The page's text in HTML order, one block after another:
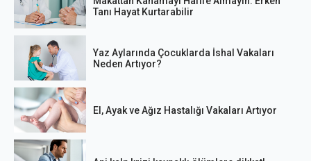
Tanı Hayat Kurtarabilir
Yaz Aylarında Çocuklarda İshal Vakaları
Neden Artıyor?
El, Ayak ve Ağız Hastalığı Vakaları Artıyor